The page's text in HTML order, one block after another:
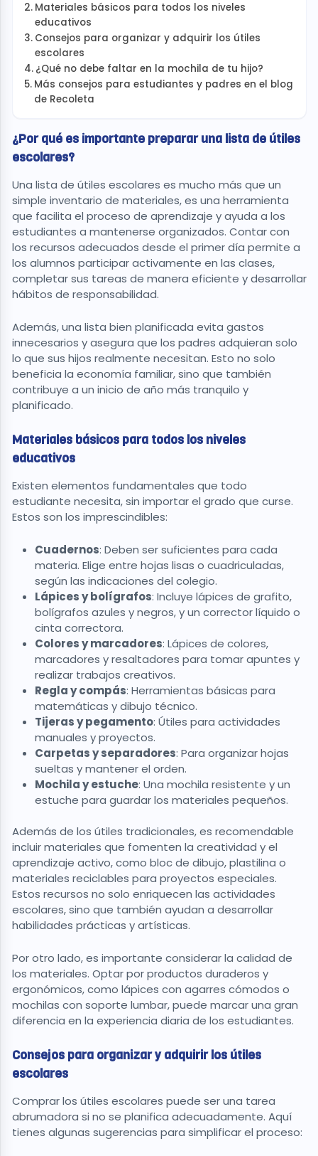
Materiales básicos para todos los niveles
educativos
Consejos para organizar y adquirir los útiles
escolares
¿Qué no debe faltar en la mochila de tu hijo?
Más consejos para estudiantes y padres en el blog
de Recoleta
¿Por qué es importante preparar una lista de útiles
escolares?
Una lista de útiles escolares es mucho más que un
simple inventario de materiales, es una herramienta
que facilita el proceso de aprendizaje y ayuda a los
estudiantes a mantenerse organizados. Contar con
los recursos adecuados desde el primer día permite a
los alumnos participar activamente en las clases,
completar sus tareas de manera eficiente y desarrollar
hábitos de responsabilidad.
Además, una lista bien planificada evita gastos
innecesarios y asegura que los padres adquieran solo
lo que sus hijos realmente necesitan. Esto no solo
beneficia la economía familiar, sino que también
contribuye a un inicio de año más tranquilo y
planificado.
Materiales básicos para todos los niveles
educativos
Existen elementos fundamentales que todo
estudiante necesita, sin importar el grado que curse.
Estos son los imprescindibles:
Cuadernos: Deben ser suficientes para cada
materia. Elige entre hojas lisas o cuadriculadas,
según las indicaciones del colegio.
Lápices y bolígrafos: Incluye lápices de grafito,
bolígrafos azules y negros, y un corrector líquido o
cinta correctora.
Colores y marcadores: Lápices de colores,
marcadores y resaltadores para tomar apuntes y
realizar trabajos creativos.
Regla y compás: Herramientas básicas para
matemáticas y dibujo técnico.
Tijeras y pegamento: Útiles para actividades
manuales y proyectos.
Carpetas y separadores: Para organizar hojas
sueltas y mantener el orden.
Mochila y estuche: Una mochila resistente y un
estuche para guardar los materiales pequeños.
Además de los útiles tradicionales, es recomendable
incluir materiales que fomenten la creatividad y el
aprendizaje activo, como bloc de dibujo, plastilina o
materiales reciclables para proyectos especiales.
Estos recursos no solo enriquecen las actividades
escolares, sino que también ayudan a desarrollar
habilidades prácticas y artísticas.
Por otro lado, es importante considerar la calidad de
los materiales. Optar por productos duraderos y
ergonómicos, como lápices con agarres cómodos o
mochilas con soporte lumbar, puede marcar una gran
diferencia en la experiencia diaria de los estudiantes.
Consejos para organizar y adquirir los útiles
escolares
Comprar los útiles escolares puede ser una tarea
abrumadora si no se planifica adecuadamente. Aquí
tienes algunas sugerencias para simplificar el proceso: